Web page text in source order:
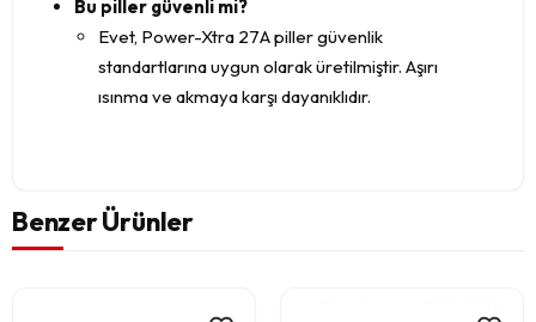
Bu piller güvenli mi?
Evet, Power-Xtra 27A piller güvenlik
standartlarına uygun olarak üretilmiştir. Aşırı
ısınma ve akmaya karşı dayanıklıdır.
Benzer Ürünler